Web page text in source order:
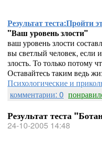
Результат теста:Пройти
"Ваш уровень злости"
ваш уровень злости
вы светлый человек, если
злость. То только потому
Оставайтесь таким ведь
Психологические и
комментарии: 0
Результат теста
24-10-2005 14:48